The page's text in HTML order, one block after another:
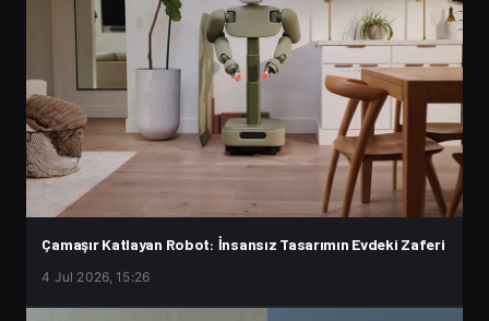
Çamaşır Katlayan Robot: İnsansız Tasarımın Evdeki Zaferi
4 Jul 2026, 15:26